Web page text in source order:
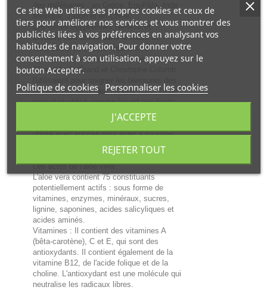
des millénaires : en Grèce, EgyPâte, Inde,
Mexique, Japon et en Chine.
Les reines égyptiennes Néfertiti et
Cléoptre l'ont utilisé dans le cadre de
leurs soins de beauté réguliers, en
association avec le lait d'ânesse.
Alexandre le Grand et Christophe Colomb
soldats. Au début des années 1800, l'Aloe
vera était utilisé comme laxatif aux Etats-
Unis, mais au milieu des années 1930, un
tournant important s'est produit quand il fut
utilisé avec succès pour aider à soulager
la dermatite chronique.
Les actifs de l'aloe vera :
L'aloe vera contient 75 constituants
potentiellement actifs : sous forme de
vitamines, enzymes, minéraux, sucres,
lignine, saponines, acides salicyliques et
acides aminés.
Vitamines : Il contient des vitamines A
(bêta-carotène), C et E, qui sont des
antioxydants. Il contient également de la
vitamine B12, de l'acide folique et de la
choline. L'antioxydant est une molécule qui
neutralise les radicaux libres.
Ce site Web utilise ses propres cookies et ceux de
tiers pour améliorer nos services et vous montrer des
publicités liées à vos préférences en analysant vos
habitudes de navigation. Pour donner votre
consentement à son utilisation, appuyez sur le
bouton Accepter.
Politique de cookies Personnaliser les cookies
REJETER TOUT
J'ACCEPTE